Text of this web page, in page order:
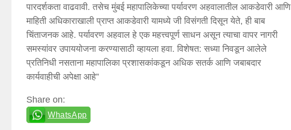
पारदर्शकता वाढवावी. तसेच मुंबई महापालिकेच्या पर्यावरण अहवालातील आकडेवारी आणि
माहिती अधिकाराखाली प्राप्त आकडेवारी यामध्ये जी विसंगती दिसून येते, ही बाब
चिंताजनक आहे. पर्यावरण अहवाल हे एक महत्त्वपूर्ण साधन असून त्याचा वापर नागरी
समस्यांवर उपाययोजना करण्यासाठी व्हायला हवा. विशेषत: सध्या निवडून आलेले
प्रतिनिधी नसताना महापालिका प्रशासकांकडून अधिक सतर्क आणि जबाबदार
कार्यवाहीची अपेक्षा आहे”
Share on:
WhatsApp